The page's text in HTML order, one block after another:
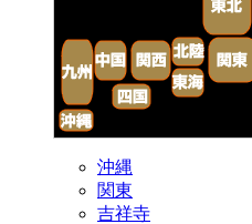
沖縄
関東
吉祥寺